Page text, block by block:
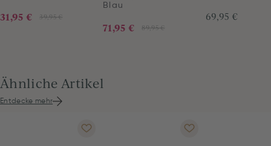
39,95 €
31,95 €
Blau
89,95 €
71,95 €
69,95 €
Ähnliche Artikel
Entdecke mehr